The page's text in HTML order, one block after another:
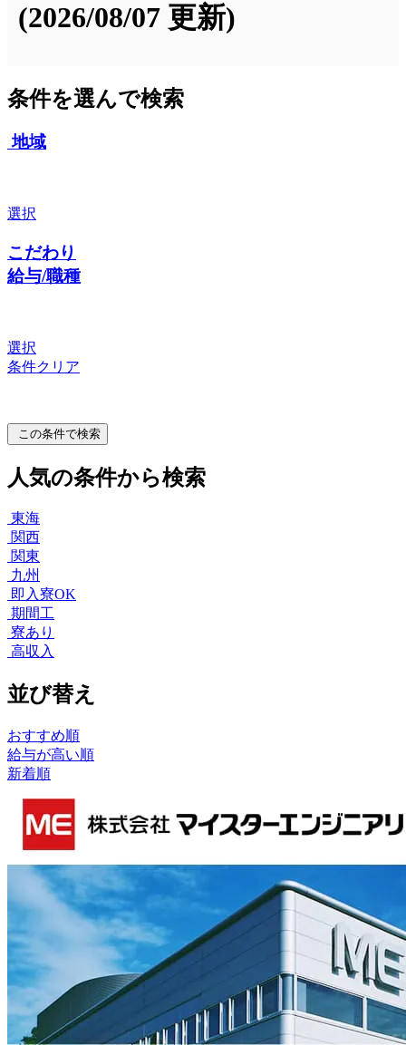
(2026/08/07 更新)
条件を選んで検索
地域
選択
こだわり
給与/職種
選択
条件クリア
この条件で検索
人気の条件から検索
東海
関西
関東
九州
即入寮OK
期間工
寮あり
高収入
並び替え
おすすめ順
給与が高い順
新着順